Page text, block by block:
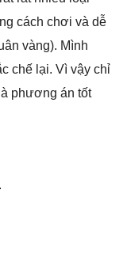
cách chơi và dễ
vàng). Mình
chế lại. Vì vậy chỉ
phương án tốt
.